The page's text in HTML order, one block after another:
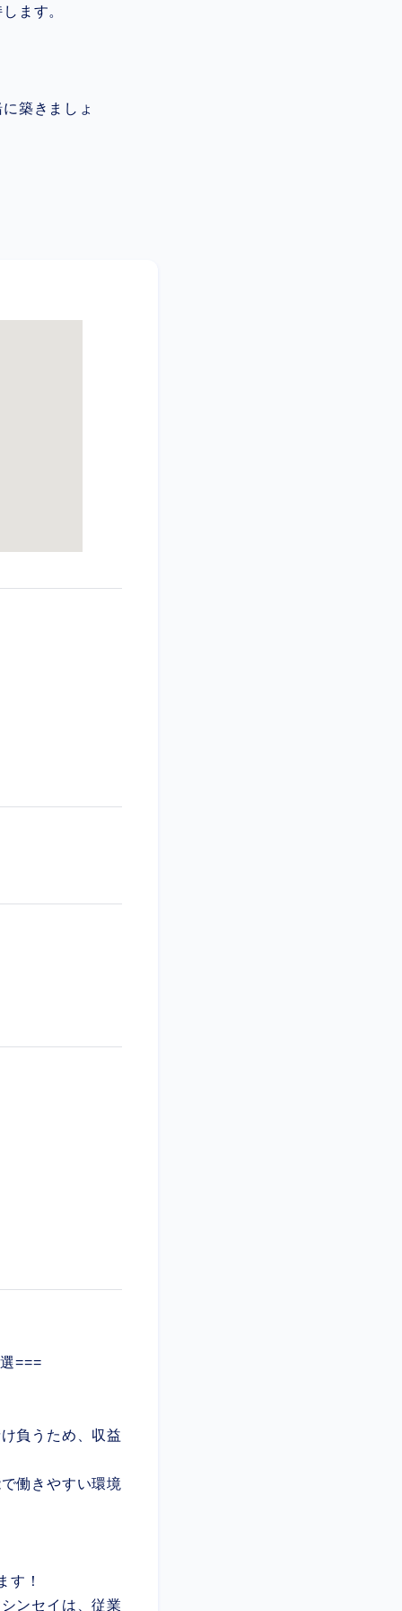
ます。
築きましょ
===
負うため、収益
働きやすい環境
す！
ンセイは、従業